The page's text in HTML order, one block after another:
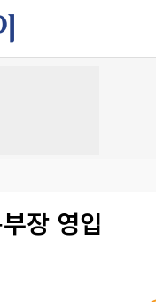
장 영입